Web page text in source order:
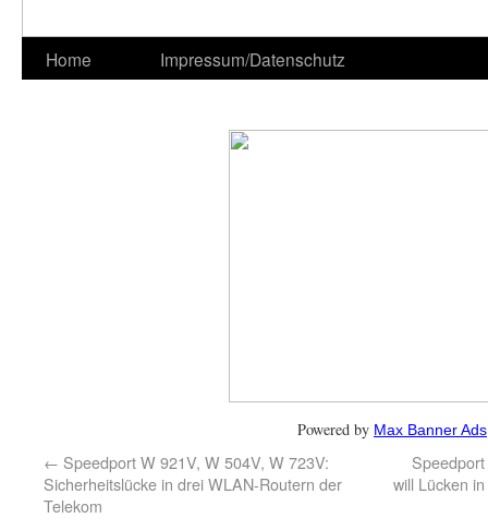
Home Impressum/Datenschutz
Powered by Max Banner Ads
← Speedport W 921V, W 504V, W 723V:
Sicherheitslücke in drei WLAN-Routern der
Telekom
will Lücken